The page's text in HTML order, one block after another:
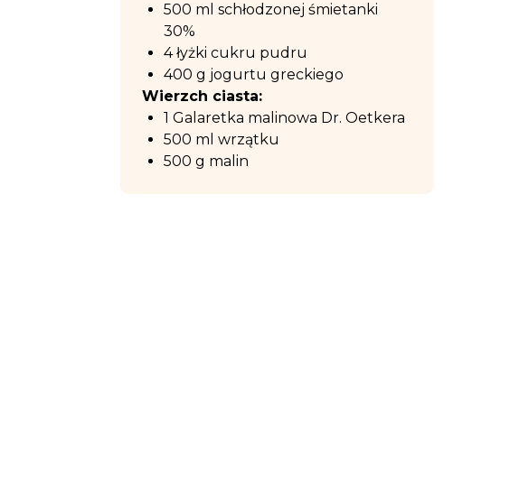
500 ml schłodzonej śmietanki
30%
4 łyżki cukru pudru
400 g jogurtu greckiego
Wierzch ciasta:
1 Galaretka malinowa Dr. Oetkera
500 ml wrzątku
500 g malin